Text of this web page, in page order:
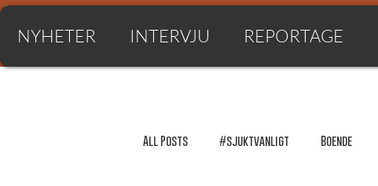
NYHETER INTERVJU REPORTAGE
All Posts #sjuktvanligt Boende